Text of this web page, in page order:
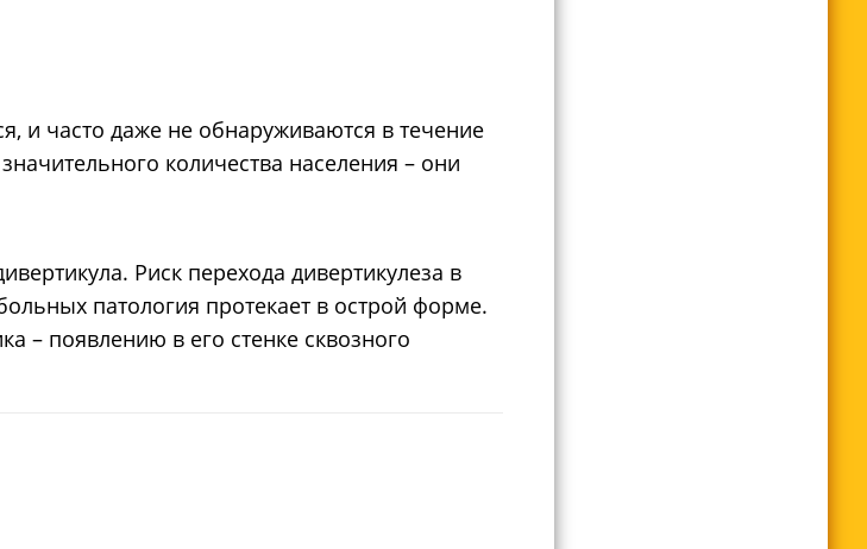
и часто даже не обнаруживаются в течение
количества населения – они
Риск перехода дивертикулеза в
патология протекает в острой форме.
– появлению в его стенке сквозного